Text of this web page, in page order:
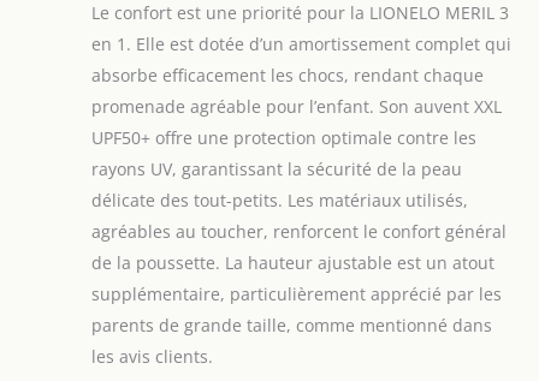
chocs sur les
surfaces
irrégulières
NACELLE AVEC
FONCTION DE
PORTAGE : la
poignée
ergonomique de la
transport en toute
sécurité.La
poussette avec
nacelle est dotée
Le confort est une priorité pour la LIONELO MERIL 3
en 1. Elle est dotée d’un amortissement complet qui
absorbe efficacement les chocs, rendant chaque
promenade agréable pour l’enfant. Son auvent XXL
UPF50+ offre une protection optimale contre les
rayons UV, garantissant la sécurité de la peau
délicate des tout-petits. Les matériaux utilisés,
agréables au toucher, renforcent le confort général
de la poussette. La hauteur ajustable est un atout
supplémentaire, particulièrement apprécié par les
parents de grande taille, comme mentionné dans
les avis clients.